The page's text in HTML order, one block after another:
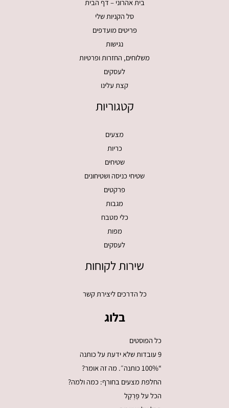
בית אהרוני – דף הבית
סל הקניות שלי
פריטים מועדפים
נגישות
משלוחים, החזרות ופרטיות
לעסקים
קצת עלינו
קטגוריות
מצעים
כריות
שטיחים
שטיחי כניסה ושטיחונים
פרקטים
מגבות
כלי מטבח
מפות
לעסקים
שירות לקוחות
כל הדרכים ליצירת קשר
בלוג
כל הפוסטים
9 עובדות שלא ידעת על כותנה
“100% כותנה״. מה זה אומר?
החלפת מצעים בחורף: כמה ולמה?
הכל על פֶּרְקָל